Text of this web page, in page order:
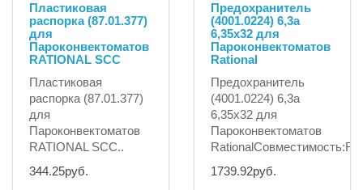
Пластиковая
распорка (87.01.377)
для
Пароконвектоматов
RATIONAL SCC
Пластиковая
распорка (87.01.377)
для
Пароконвектоматов
RATIONAL SCC..
344.25руб.
Предохранитель
(4001.0224) 6,3а
6,35х32 для
Пароконвектоматов
Rational
Предохранитель
(4001.0224) 6,3а
6,35х32 для
Пароконвектоматов
1739.92руб.